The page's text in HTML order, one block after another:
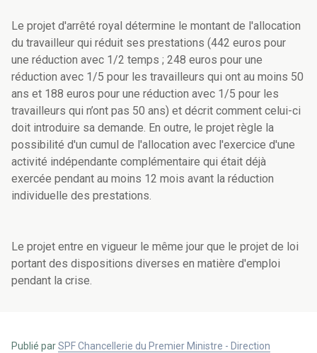
Le projet d'arrêté royal détermine le montant de l'allocation
du travailleur qui réduit ses prestations (442 euros pour
une réduction avec 1/2 temps ; 248 euros pour une
réduction avec 1/5 pour les travailleurs qui ont au moins 50
ans et 188 euros pour une réduction avec 1/5 pour les
travailleurs qui n’ont pas 50 ans) et décrit comment celui-ci
doit introduire sa demande. En outre, le projet règle la
possibilité d'un cumul de l'allocation avec l'exercice d'une
activité indépendante complémentaire qui était déjà
exercée pendant au moins 12 mois avant la réduction
individuelle des prestations.
Le projet entre en vigueur le même jour que le projet de loi
portant des dispositions diverses en matière d'emploi
pendant la crise.
Publié parSPF Chancellerie du Premier Ministre - Direction